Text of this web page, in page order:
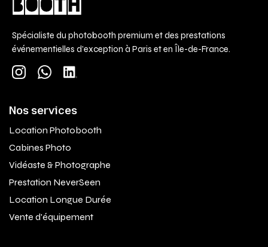
Spécialiste du photobooth premium et des prestations
événementielles d'exception à Paris et en Île-de-France.
Nos services
Location Photobooth
Cabines Photo
Vidéaste & Photographe
Prestation NeverSeen
Location Longue Durée
Vente d'équipement